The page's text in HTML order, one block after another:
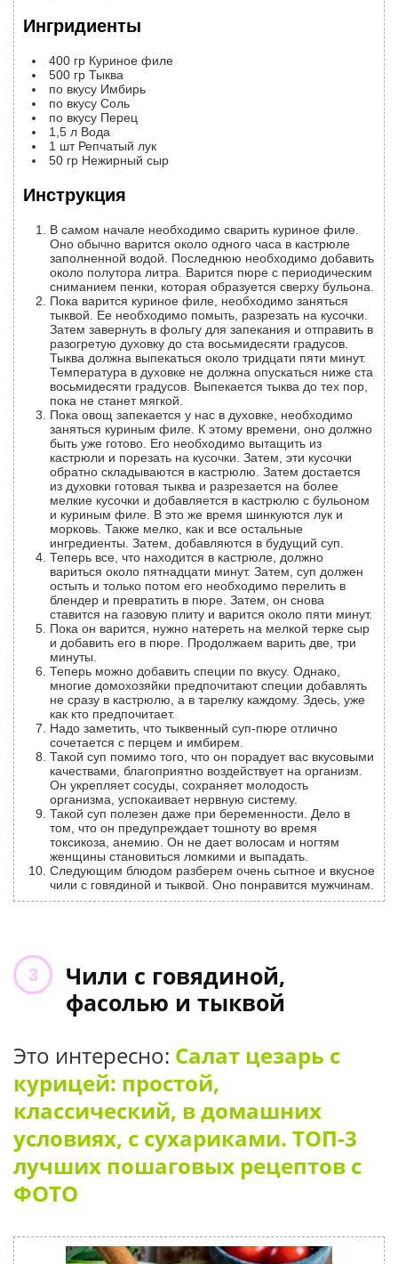
Ингридиенты
400 гр Куриное филе
500 гр Тыква
по вкусу Имбирь
по вкусу Соль
по вкусу Перец
1,5 л Вода
1 шт Репчатый лук
50 гр Нежирный сыр
Инструкция
В самом начале необходимо сварить куриное филе.
Оно обычно варится около одного часа в кастрюле
заполненной водой. Последнюю необходимо добавить
около полутора литра. Варится пюре с периодическим
сниманием пенки, которая образуется сверху бульона.
Пока варится куриное филе, необходимо заняться
тыквой. Ее необходимо помыть, разрезать на кусочки.
Затем завернуть в фольгу для запекания и отправить в
разогретую духовку до ста восьмидесяти градусов.
Тыква должна выпекаться около тридцати пяти минут.
Температура в духовке не должна опускаться ниже ста
восьмидесяти градусов. Выпекается тыква до тех пор,
пока не станет мягкой.
Пока овощ запекается у нас в духовке, необходимо
заняться куриным филе. К этому времени, оно должно
быть уже готово. Его необходимо вытащить из
кастрюли и порезать на кусочки. Затем, эти кусочки
обратно складываются в кастрюлю. Затем достается
из духовки готовая тыква и разрезается на более
мелкие кусочки и добавляется в кастрюлю с бульоном
и куриным филе. В это же время шинкуются лук и
морковь. Также мелко, как и все остальные
ингредиенты. Затем, добавляются в будущий суп.
Теперь все, что находится в кастрюле, должно
вариться около пятнадцати минут. Затем, суп должен
остыть и только потом его необходимо перелить в
блендер и превратить в пюре. Затем, он снова
ставится на газовую плиту и варится около пяти минут.
Пока он варится, нужно натереть на мелкой терке сыр
и добавить его в пюре. Продолжаем варить две, три
минуты.
Теперь можно добавить специи по вкусу. Однако,
многие домохозяйки предпочитают специи добавлять
не сразу в кастрюлю, а в тарелку каждому. Здесь, уже
как кто предпочитает.
Надо заметить, что тыквенный суп-пюре отлично
сочетается с перцем и имбирем.
Такой суп помимо того, что он порадует вас вкусовыми
качествами, благоприятно воздействует на организм.
Он укрепляет сосуды, сохраняет молодость
организма, успокаивает нервную систему.
Такой суп полезен даже при беременности. Дело в
том, что он предупреждает тошноту во время
токсикоза, анемию. Он не дает волосам и ногтям
женщины становиться ломкими и выпадать.
Следующим блюдом разберем очень сытное и вкусное
чили с говядиной и тыквой. Оно понравится мужчинам.
Чили с говядиной,
фасолью и тыквой
Это интересно: Салат цезарь с
курицей: простой,
классический, в домашних
условиях, с сухариками. ТОП-3
лучших пошаговых рецептов с
ФОТО